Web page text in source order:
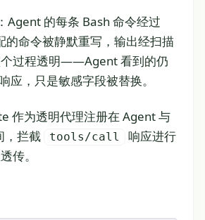
Agent 的每条 Bash 命令经过
的命令被静默重写，输出经扫描
个过程透明——Agent 看到的仍
应，只是敏感字段被替换。
作为透明代理注册在 Agent 与
，拦截
tools/call
响应进行
传。